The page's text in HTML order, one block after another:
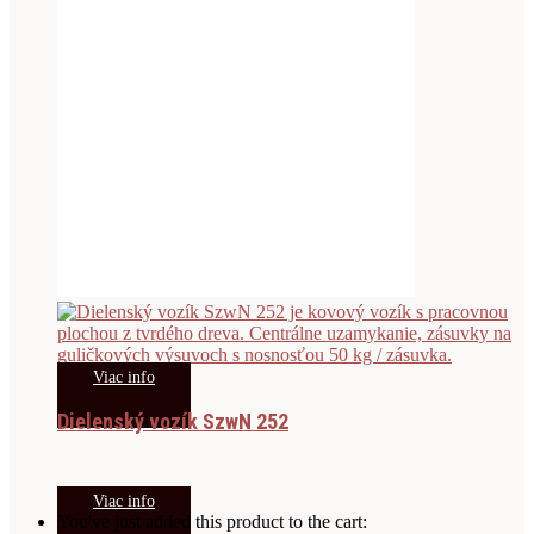
Viac info
Dielenský vozík SzwN 252
Viac info
You've just added this product to the cart: